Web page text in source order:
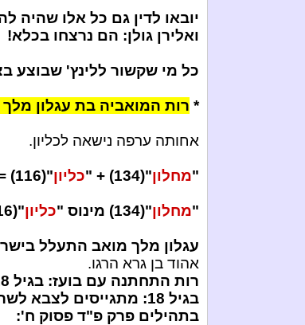
יובאו לדין גם כל אלו שהיה
ואלירן גולן: הם נרצחו בכלא!
כל מי שקשור ללינץ' שבוצע
* רות המואביה בת עגלון
אחותה ערפה נישאה לכליון.
"מחלון"(134) + " כליון"(116) = 250 = "
"מחלון"(134) מינוס " כליון"(116) = 18
עגלון מלך מואב התעלל
אהוד בן גרא הרגו.
רות התחתנה עם בועז: בגיל 18
בגיל 18: מתגייסים לצבא לשרת כחיל.
בתהילים פרק פ"ד פסוק ח':